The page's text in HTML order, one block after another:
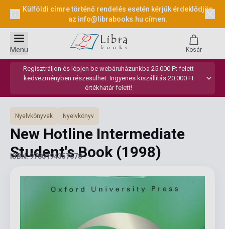
Külföldi címre történő rendelés esetén kérjük érdeklődjön
az info@librabooks.hu címen.
Regisztráljon és lépjen be webáruházunkba 25.000 Ft felett
kedvezményben részesülhet. Ingyenes kiszállítás 20.000 Ft
értékhatár felett!
Menü Kosár
Nyelvkönyvek Nyelvkönyv
New Hotline Intermediate
Student's Book (1998)
ISBN: 9780194357678